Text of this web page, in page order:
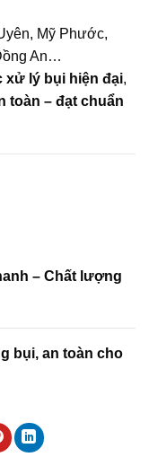
Mỹ Phước,
An…
xử lý bụi hiện đại,
toàn – đạt chuẩn
– Chất lượng
bụi, an toàn cho